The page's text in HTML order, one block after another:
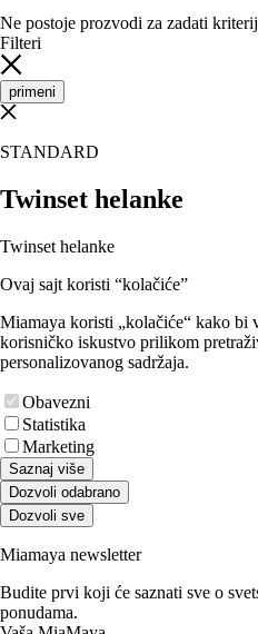
Ne postoje prozvodi za zadati
Filteri
primeni
STANDARD
Twinset helanke
Twinset helanke
Ovaj sajt koristi “kolačiće”
Miamaya koristi „kolačiće“ kako bi
korisničko iskustvo prilikom
personalizovanog sadržaja.
Obavezni
Statistika
Marketing
Saznaj više
Dozvoli odabrano
Dozvoli sve
Miamaya newsletter
Budite prvi koji će saznati sve o
ponudama.